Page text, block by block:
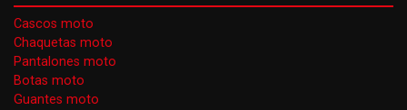
Cascos moto
Chaquetas moto
Pantalones moto
Botas moto
Guantes moto